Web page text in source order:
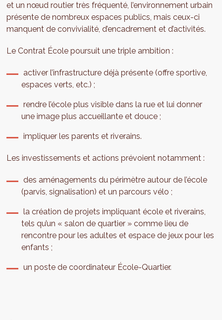
et un nœud routier très fréquenté, l’environnement urbain
présente de nombreux espaces publics, mais ceux-ci
manquent de convivialité, d’encadrement et d’activités.
Le Contrat École poursuit une triple ambition :
activer l’infrastructure déjà présente (offre sportive,
espaces verts, etc.) ;
rendre l’école plus visible dans la rue et lui donner
une image plus accueillante et douce ;
impliquer les parents et riverains.
Les investissements et actions prévoient notamment :
des aménagements du périmètre autour de l’école
(parvis, signalisation) et un parcours vélo ;
la création de projets impliquant école et riverains,
tels qu’un « salon de quartier » comme lieu de
rencontre pour les adultes et espace de jeux pour les
enfants ;
un poste de coordinateur École-Quartier.